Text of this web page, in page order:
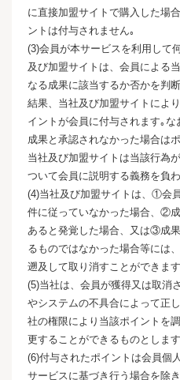
に直接加盟サイトで購入した場
ントは付与されません｡
(3)会員が本サービスを利用して
及び加盟サイトは、会員による
なる成果に該当するか否かを判
結果、当社及び加盟サイトによ
イントが会員に付与されます｡
成果と承認されなかった場合は
当社及び加盟サイトは当該行為
ついて会員に説明する義務を負
(4)当社及び加盟サイトは、①会
件に従っていなかった場合、②
あると発覚した場合、又は③成
るものではなかった場合等には
遡及して取り消すことができま
(5)当社は、会員が獲得又は取消
やシステムの不具合によって正
社の権限により当該ポイントを
更することができるものとしま
(6)付与されたポイントは会員個
サービスに基づき行う場合を除